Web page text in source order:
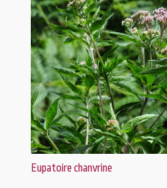
Eupatoire chanvrine